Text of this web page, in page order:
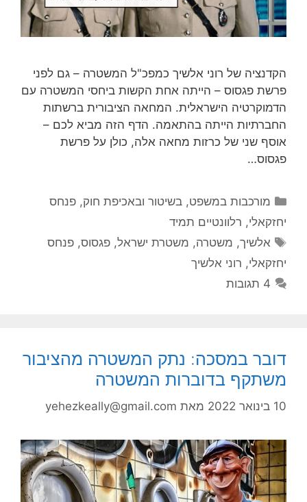
הקדנציה של רוני אלשיך כמפכ"ל המשטרה – גם לפני
פרשת פגסוס – הייתה אחת הקשות ביחסי המשטרה עם
הדמוקרטיה הישראלית. המחאה הציבורית ברשתות
החברתיות הייתה בהתאמה. הדף הזה מביא לכם –
אוסף שני של כרזות מחאה אלה, כולן על פרשת
פגסוס…
קטגוריות
מורכבות במשפט, בשיטור ובאכיפת חוק,פנחס
יחזקאלי, רלוונטיים תמיד
תגיות
אלשיך, משטרה, משטרת ישראל,פגסוס,פנחס
יחזקאלי, רוני אלשיך
4 תגובות
דובר במסכה: נתק המשטרה מהציבור
משתקף בדוברות המשטרה
10 בינואר 2022 מאת yehezkeally@gmail.com